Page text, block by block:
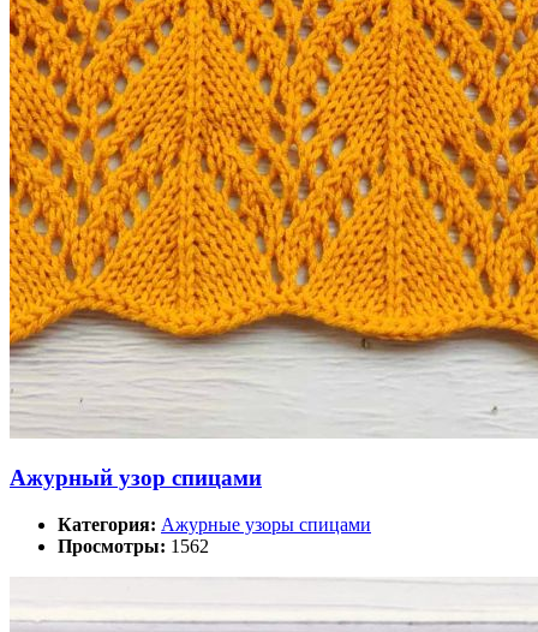
Ажурный узор спицами
Категория: Ажурные узоры спицами
Просмотры: 1562